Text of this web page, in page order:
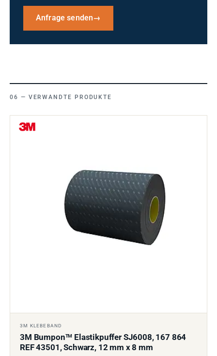
Anfrage senden→
VERWANDTE PRODUKTE
3M KLEBEBAND
3M BumponTM Elastikpuffer SJ6008, 167 864
REF 43501, Schwarz, 12 mm x 8 mm